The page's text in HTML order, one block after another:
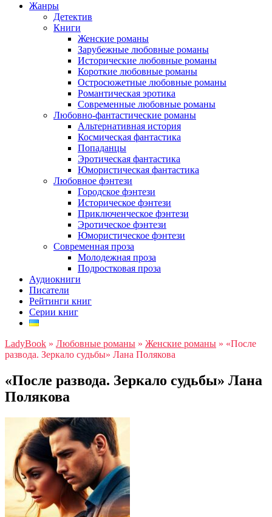
Жанры
Детектив
Книги
Женские романы
Зарубежные любовные романы
Исторические любовные романы
Короткие любовные романы
Остросюжетные любовные романы
Романтическая эротика
Современные любовные романы
Любовно-фантастические романы
Альтернативная история
Космическая фантастика
Попаданцы
Эротическая фантастика
Юмористическая фантастика
Любовное фэнтези
Городское фэнтези
Историческое фэнтези
Приключенческое фэнтези
Эротическое фэнтези
Юмористическое фэнтези
Современная проза
Молодежная проза
Подростковая проза
Аудиокниги
Писатели
Рейтинги книг
Серии книг
LadyBook » Любовные романы » Женские романы » «После
развода. Зеркало судьбы» Лана Полякова
«После развода. Зеркало судьбы» Лана
Полякова